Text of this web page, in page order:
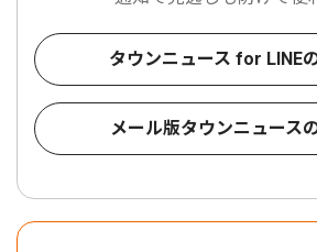
タウンニュース for LINE
メール版タウンニュース